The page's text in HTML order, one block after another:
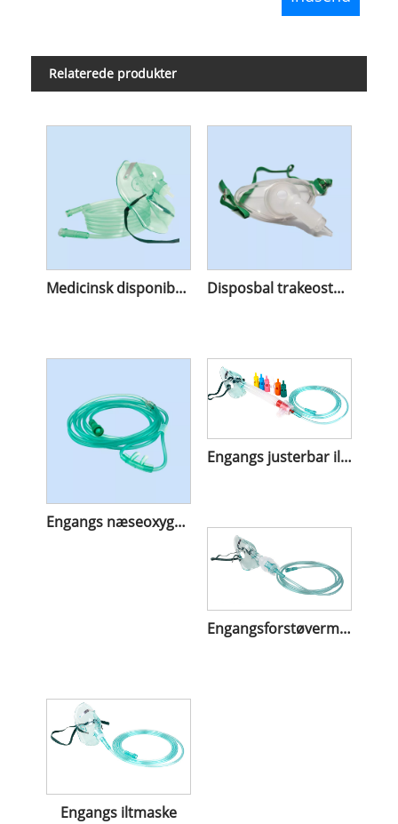
Relaterede produkter
Medicinsk disponibel simpel iltmaske Disposbal trakeostomimaske
Engangs næseoxygenkanyle
Engangs justerbar iltventuri maske
Engangsforstøvermaske
Engangs iltmaske